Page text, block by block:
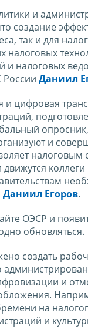
и
создание
так и для
налоговых
налоговых
России Даниил
цифровая
и
Даниил Егоров.
ОЭСР и
обновляться.
создать
и
на
и